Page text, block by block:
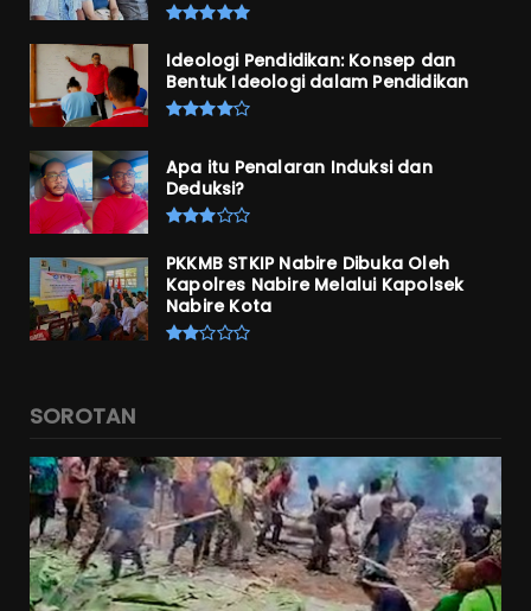
Ideologi Pendidikan: Konsep dan
Bentuk Ideologi dalam Pendidikan
Apa itu Penalaran Induksi dan
Deduksi?
PKKMB STKIP Nabire Dibuka Oleh
Kapolres Nabire Melalui Kapolsek
Nabire Kota
SOROTAN